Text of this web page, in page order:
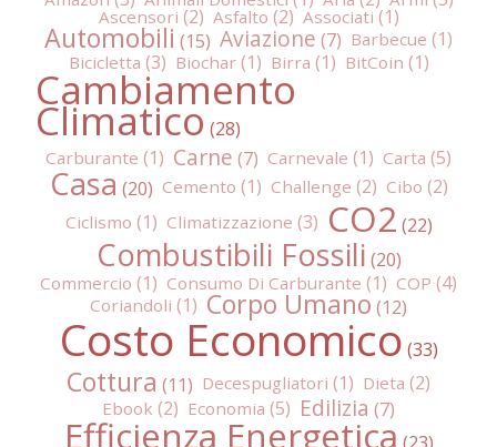
Ascensori
Asfalto Associati
Automobili Aviazione
Barbecue
Bicicletta
Biochar Birra BitCoin
Cambiamento
Climatico
Carburante Carne Carnevale Carta
Casa Cemento Challenge
Cibo
Ciclismo
Climatizzazione CO2
Combustibili Fossili
Commercio Consumo Di Carburante
COP
Coriandoli
Corpo Umano
Costo Economico
Cottura Decespugliatori
Dieta
Ebook
Economia Edilizia
Efficienza Energetica